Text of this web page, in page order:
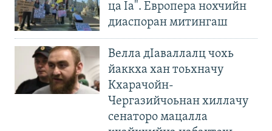
ца Iа". Европера нохчийн
диаспоран митингаш
Велла дIаваллалц чохь
йаккха хан тоьхначу
Кхарачойн-
Чергазийчоьнан хиллачу
сенаторо мацалла